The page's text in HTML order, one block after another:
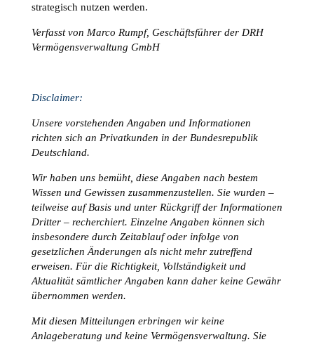
strategisch nutzen werden.
Verfasst von Marco Rumpf, Geschäftsführer der DRH
Vermögensverwaltung GmbH
Disclaimer:
Unsere vorstehenden Angaben und Informationen
richten sich an Privatkunden in der Bundesrepublik
Deutschland.
Wir haben uns bemüht, diese Angaben nach bestem
Wissen und Gewissen zusammenzustellen. Sie wurden –
teilweise auf Basis und unter Rückgriff der Informationen
Dritter – recherchiert. Einzelne Angaben können sich
insbesondere durch Zeitablauf oder infolge von
gesetzlichen Änderungen als nicht mehr zutreffend
erweisen. Für die Richtigkeit, Vollständigkeit und
Aktualität sämtlicher Angaben kann daher keine Gewähr
übernommen werden.
Mit diesen Mitteilungen erbringen wir keine
Anlageberatung und keine Vermögensverwaltung. Sie